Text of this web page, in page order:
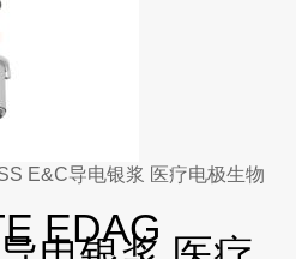
E&C导电银浆 医疗电极生物
EDAG